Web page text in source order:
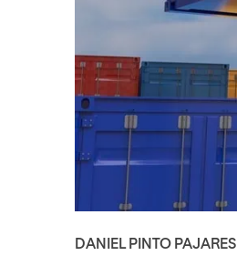
DANIEL PINTO PAJARES